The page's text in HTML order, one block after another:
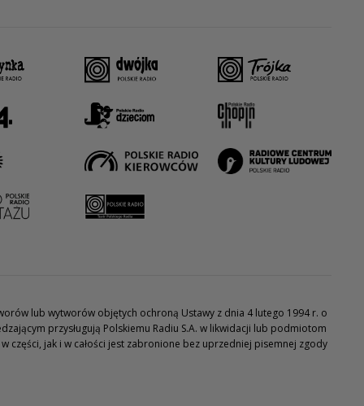
lub wytworów objętych ochroną Ustawy z dnia 4 lutego 1994 r. o
przysługują Polskiemu Radiu S.A. w likwidacji lub podmiotom
części, jak i w całości jest zabronione bez uprzedniej pisemnej zgody